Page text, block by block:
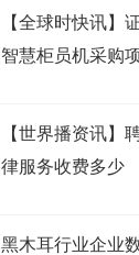
【全球时快讯】
智慧柜员机采购
【世界播资讯】
律服务收费多少
黑木耳行业企业